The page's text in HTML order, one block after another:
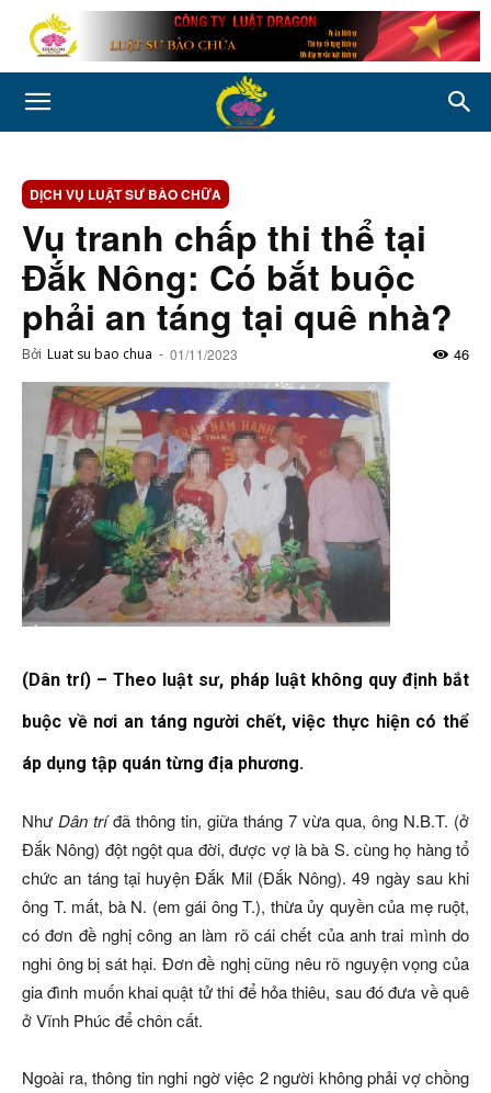
DỊCH VỤ LUẬT SƯ BÀO CHỮA
Vụ tranh chấp thi thể tại
Đắk Nông: Có bắt buộc
phải an táng tại quê nhà?
Bởi Luat su bao chua - 01/11/2023 46
(Dân trí) – Theo luật sư, pháp luật không quy định bắt
buộc về nơi an táng người chết, việc thực hiện có thể
áp dụng tập quán từng địa phương.
Như Dân tríđã thông tin, giữa tháng 7 vừa qua, ông N.B.T. (ở
Đắk Nông) đột ngột qua đời, được vợ là bà S. cùng họ hàng tổ
chức an táng tại huyện Đắk Mil (Đắk Nông). 49 ngày sau khi
ông T. mất, bà N. (em gái ông T.), thừa ủy quyền của mẹ ruột,
có đơn đề nghị công an làm rõ cái chết của anh trai mình do
nghi ông bị sát hại. Đơn đề nghị cũng nêu rõ nguyện vọng của
gia đình muốn khai quật tử thi để hỏa thiêu, sau đó đưa về quê
ở Vĩnh Phúc để chôn cất.
Ngoài ra, thông tin nghi ngờ việc 2 người không phải vợ chồng